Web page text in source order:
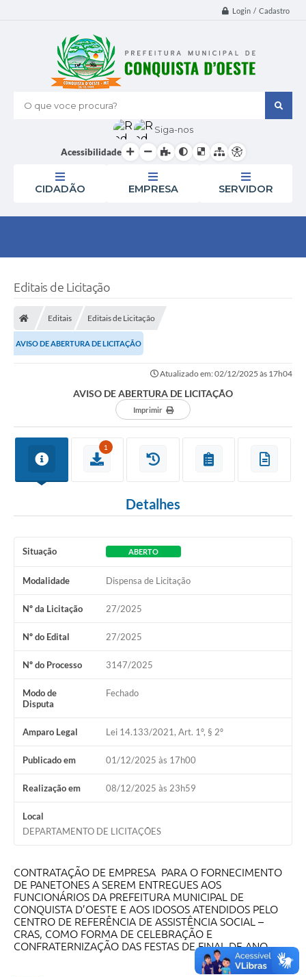
Login / Cadastro
O que voce procura?
Siga-nos
Acessibilidade
CIDADÃO EMPRESA SERVIDOR
Editais de Licitação
Editais Editais de Licitação
AVISO DE ABERTURA DE LICITAÇÃO
Atualizado em: 02/12/2025 às 17h04
AVISO DE ABERTURA DE LICITAÇÃO
Imprimir
1
Detalhes
Situação ABERTO
Modalidade Dispensa de Licitação
Nº da Licitação 27/2025
Nº do Edital 27/2025
Nº do Processo 3147/2025
Modo de
Disputa
Fechado
Amparo Legal Lei 14.133/2021, Art. 1º, § 2º
Publicado em 01/12/2025 às 17h00
Realização em 08/12/2025 às 23h59
Local
DEPARTAMENTO DE LICITAÇÕES
CONTRATAÇÃO DE EMPRESA PARA O FORNECIMENTO
DE PANETONES A SEREM ENTREGUES AOS
FUNCIONÁRIOS DA PREFEITURA MUNICIPAL DE
CONQUISTA D’OESTE E AOS IDOSOS ATENDIDOS PELO
CENTRO DE REFERÊNCIA DE ASSISTÊNCIA SOCIAL –
CRAS, COMO FORMA DE CELEBRAÇÃO E
CONFRATERNIZAÇÃO DAS FESTAS DE FINAL DE ANO